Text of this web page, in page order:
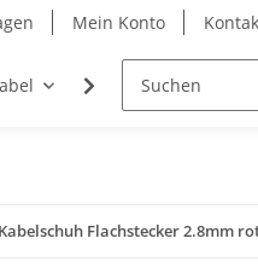
Mein Konto
Möbel-Ersatzteile
Kabelschuh Flachstecker 2.8mm